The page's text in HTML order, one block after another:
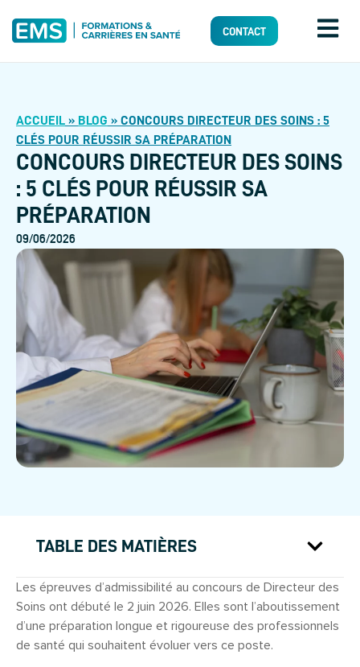
CONTACT
ACCUEIL » BLOG » CONCOURS DIRECTEUR DES SOINS : 5
CLÉS POUR RÉUSSIR SA PRÉPARATION
CONCOURS DIRECTEUR DES SOINS
: 5 CLÉS POUR RÉUSSIR SA
PRÉPARATION
09/06/2026
Les épreuves d’admissibilité au concours de Directeur des
Soins ont débuté le 2 juin 2026. Elles sont l’aboutissement
d’une préparation longue et rigoureuse des professionnels
de santé qui souhaitent évoluer vers ce poste.
TABLE DES MATIÈRES